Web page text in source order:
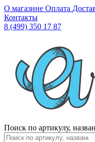
О магазине Оплата
Контакты
8 (499) 350 17 87
Поиск по артикулу,